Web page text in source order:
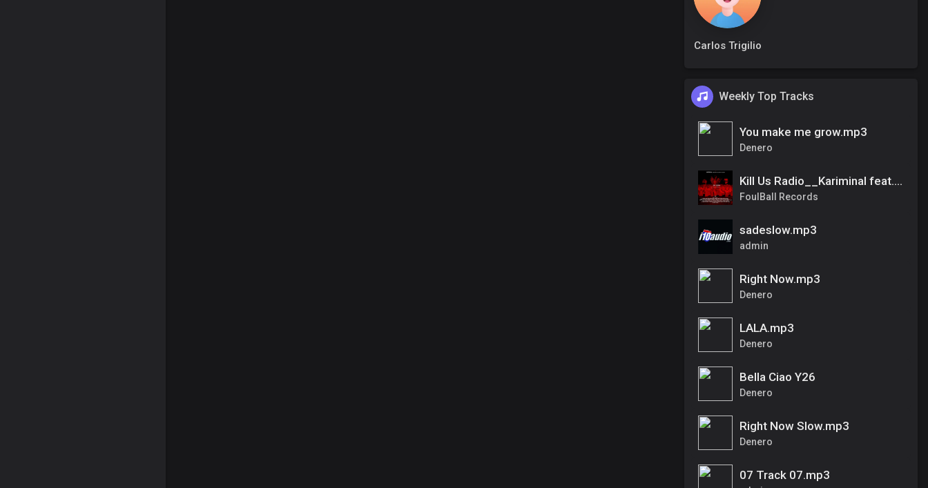
Carlos Trigilio
Weekly Top Tracks
You make me grow.mp3
Denero
Kill Us Radio__Kariminal feat. Mister Cr & Dirty Salow
FoulBall Records
sadeslow.mp3
admin
Right Now.mp3
Denero
LALA.mp3
Denero
Bella Ciao Y26
Denero
Right Now Slow.mp3
Denero
07 Track 07.mp3